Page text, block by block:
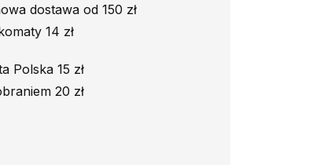
dostawa od 150 zł
14 zł
Polska 15 zł
20 zł